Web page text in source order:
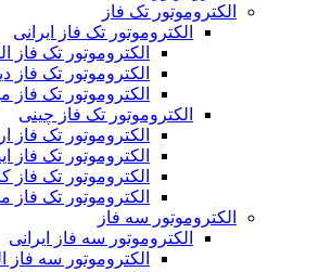
الکتروموتور تک فاز
الکتروموتور تک فاز ایرانی
الکتروموتور تک فاز
الکتروموتور تک فاز
الکتروموتور تک فاز
الکتروموتور تک فاز چینی
الکتروموتور تک فاز
الکتروموتور تک فاز
الکتروموتور تک فاز
الکتروموتور تک فاز
الکتروموتور سه فاز
الکتروموتور سه فاز ایرانی
الکتروموتور سه فاز